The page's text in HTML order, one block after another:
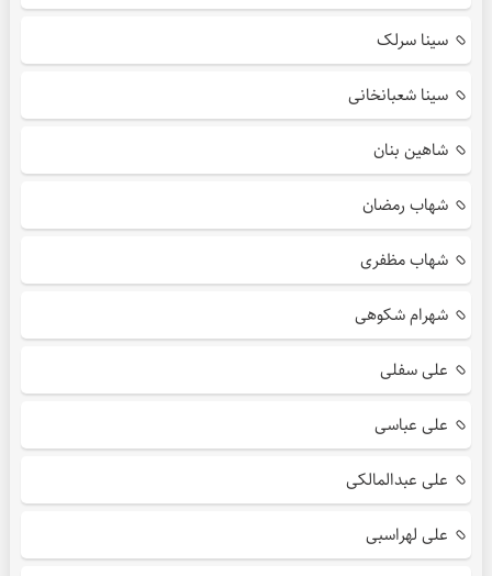
سینا سرلک
سینا شعبانخانی
شاهین بنان
شهاب رمضان
شهاب مظفری
شهرام شکوهی
علی سفلی
علی عباسی
علی عبدالمالکی
علی لهراسبی